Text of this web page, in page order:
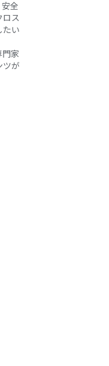
全
ロス
たい
家
ツが